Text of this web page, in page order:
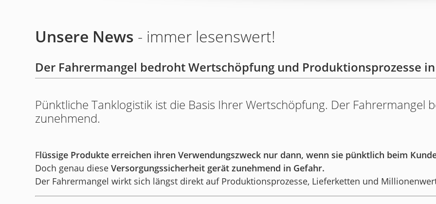
Unsere News - immer lesenswert!
Der Fahrermangel bedroht Wertschöpfung und Produktionsprozesse
Pünktliche Tanklogistik ist die Basis Ihrer Wertschöpfung. Der Fahrermangel
zunehmend.
Flüssige Produkte erreichen ihren Verwendungszweck nur dann, wenn sie pünktlich beim
Doch genau diese Versorgungssicherheit gerät zunehmend in Gefahr.
Der Fahrermangel wirkt sich längst direkt auf Produktionsprozesse, Lieferketten und